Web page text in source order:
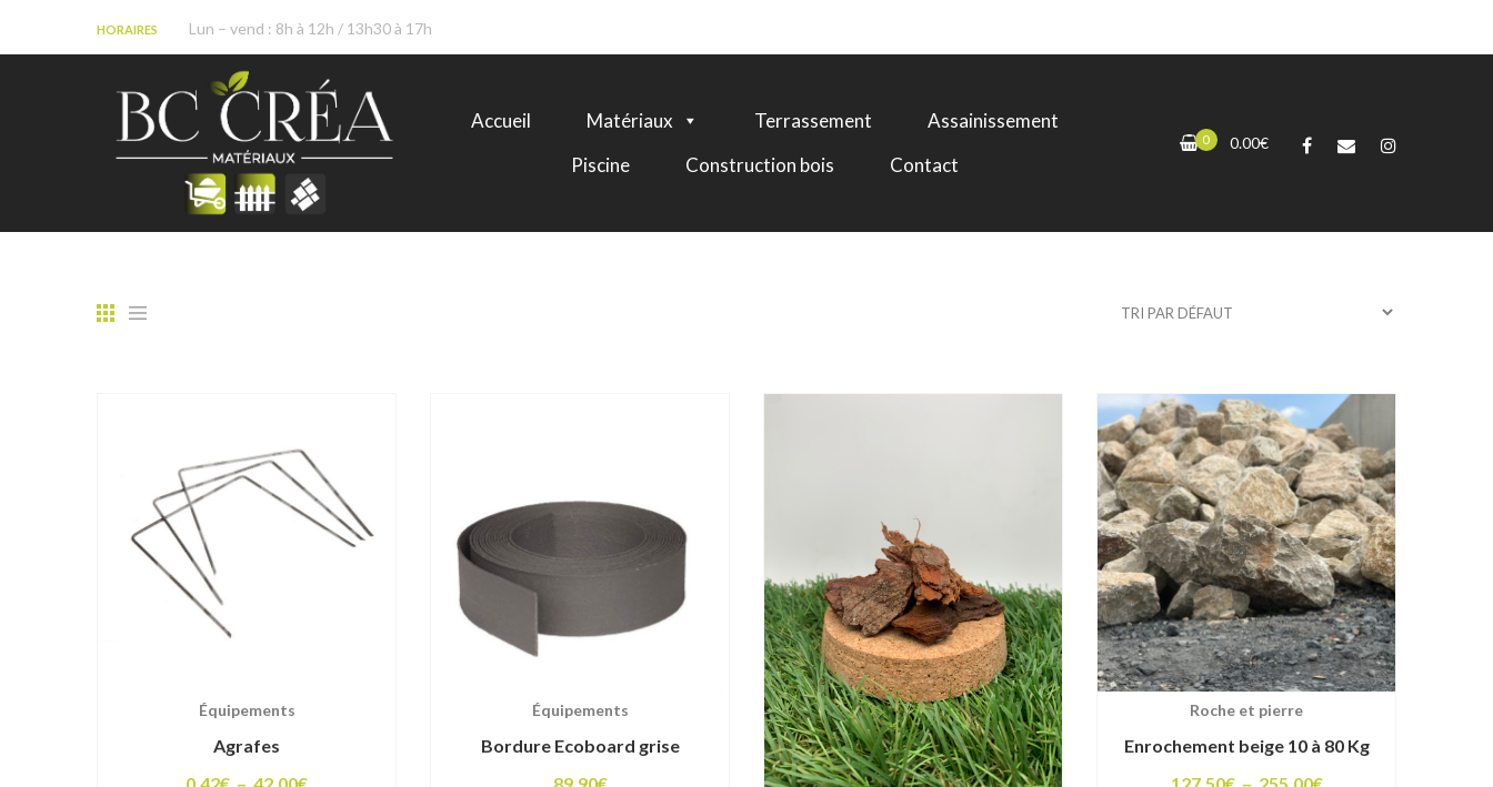
HORAIRES Lun – vend : 8h à 12h / 13h30 à 17h
Accueil Matériaux Terrassement
Assainissement
Piscine
Construction bois Contact
0 0.00€
Équipements
Agrafes
Plage
Équipements
Bordure Ecoboard grise
Roche et pierre
Enrochement beige 10 à 80 Kg
Plage